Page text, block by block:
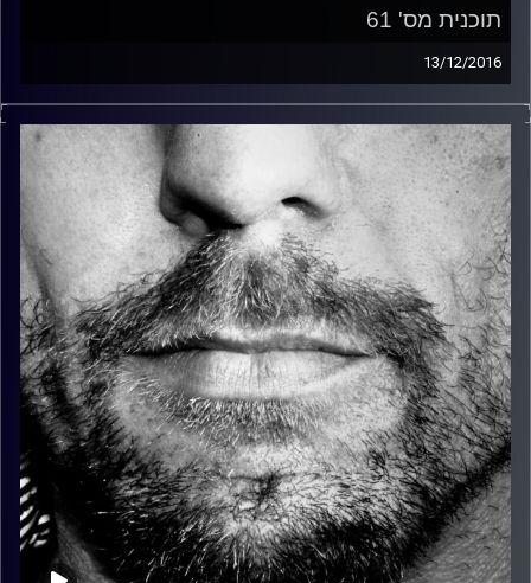
תוכנית מס' 61
13/12/2016
זיפים, מוזיקה מחוספסת של הופעות חיות. הרבה ג'אם, רוק,
בלוז, bluegrass, ג'אז, Fאנק, פרוגרסיב ואפילו אלקטרוניקה.
כל מה שחי, אמיתי ונושם.
עם שמוליק רגב.
קרדיט תמונות: David Goehring